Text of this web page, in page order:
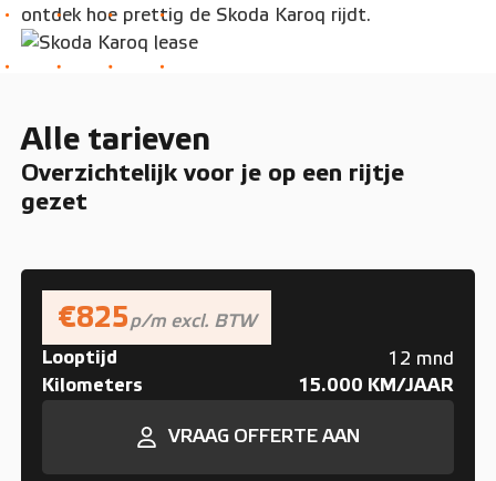
ontdek hoe prettig de Skoda Karoq rijdt.
Alle tarieven
Overzichtelijk voor je op een rijtje
gezet
€825p/m excl. BTW
Looptijd
12 mnd
Kilometers 15.000 KM/JAAR
VRAAG OFFERTE AAN